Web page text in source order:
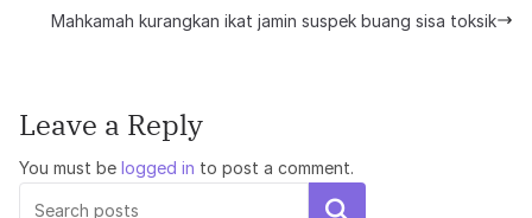
Mahkamah kurangkan ikat jamin suspek buang sisa toksik
Leave a Reply
You must be logged in to post a comment.
Search